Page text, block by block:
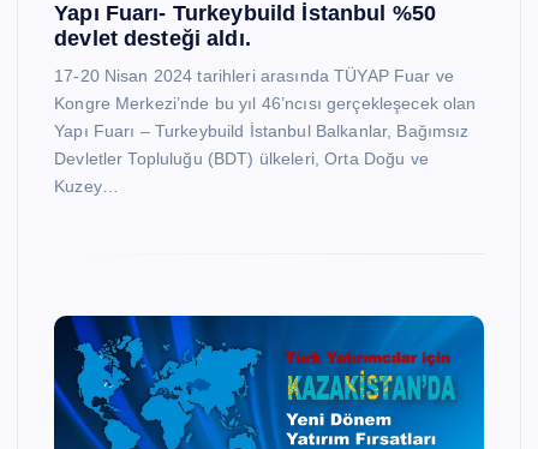
Yapı Fuarı- Turkeybuild İstanbul %50
devlet desteği aldı.
17-20 Nisan 2024 tarihleri arasında TÜYAP Fuar ve
Kongre Merkezi’nde bu yıl 46’ncısı gerçekleşecek olan
Yapı Fuarı – Turkeybuild İstanbul Balkanlar, Bağımsız
Devletler Topluluğu (BDT) ülkeleri, Orta Doğu ve
Kuzey…